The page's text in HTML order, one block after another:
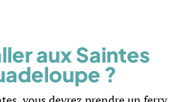
aux Saintes
?